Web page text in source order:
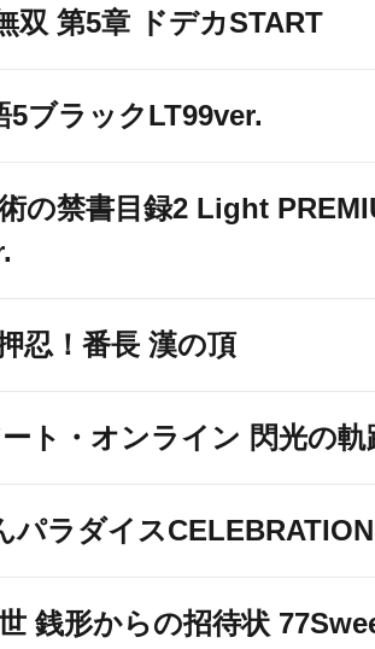
双 第5章 ドデカSTART
5ブラックLT99ver.
の禁書目録2 Light
忍！番長 漢の頂
ト・オンライン 閃光の軌
パラダイスCELEBRATION
銭形からの招待状